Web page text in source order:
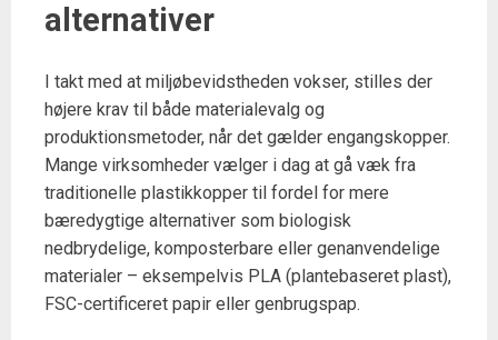
alternativer
I takt med at miljøbevidstheden vokser, stilles der
højere krav til både materialevalg og
produktionsmetoder, når det gælder engangskopper.
Mange virksomheder vælger i dag at gå væk fra
traditionelle plastikkopper til fordel for mere
bæredygtige alternativer som biologisk
nedbrydelige, komposterbare eller genanvendelige
materialer – eksempelvis PLA (plantebaseret plast),
FSC-certificeret papir eller genbrugspap.